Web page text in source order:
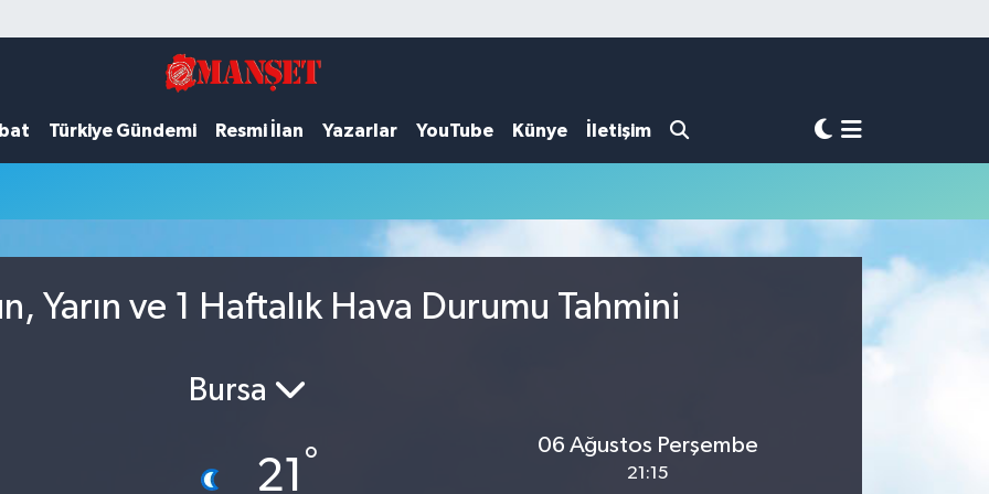
Türkiye Gündemi Resmi İlan Yazarlar YouTube Künye İletişim
Yarın ve 1 Haftalık Hava Durumu Tahmini
Bursa
21 °
06 Ağustos Perşembe
21:15